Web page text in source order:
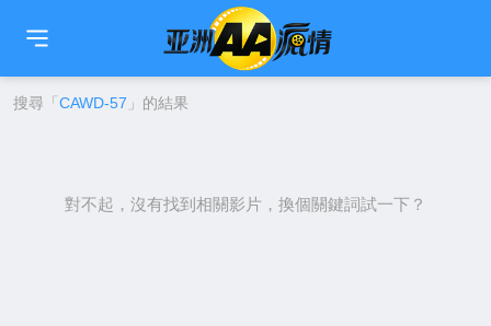
🇹🇼 简中 🇺🇸EN 🇯🇵日本語
搜尋「 CAWD-57 」的結果
對不起，沒有找到相關影片，換個關鍵詞試一下？